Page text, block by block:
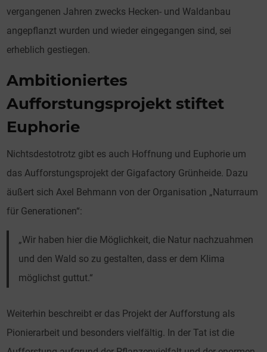
vergangenen Jahren zwecks Hecken- und Waldanbau
angepflanzt wurden und wieder eingegangen sind, sei
erheblich gestiegen.
Ambitioniertes
Aufforstungsprojekt stiftet
Euphorie
Nichtsdestotrotz gibt es auch Hoffnung und Euphorie um
das Aufforstungsprojekt der Gigafactory Grünheide. Dazu
äußert sich Axel Behmann von der Organisation „Naturraum
für Generationen“:
„Wir haben hier die Möglichkeit, die Natur nachzuahmen
und den Wald so zu gestalten, dass er dem Klima
möglichst guttut.“
Weiterhin beschreibt er das Projekt der Aufforstung als
Pionierarbeit und besonders vielfältig. In der Tat ist die